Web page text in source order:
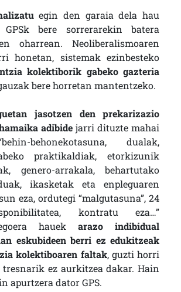
egin den garaia dela hau
bere sorrerarekin batera
oharrean. Neoliberalismoaren
honetan, sistemak ezinbesteko
kolektiborik gabeko gazteria
bere horretan mantentzeko.
jasotzen den prekarizazio
adibidejarri dituzte mahai
behonekotasuna, dualak,
praktikaldiak, etorkizunik
genero-arrakala, behartutako
ikasketak eta enpleguaren
eza, ordutegi “malgutasuna”, 24
kontratu eza…”
hauekarazo indibidual
eskubideen berri ez edukitzeak
kolektiboaren faltak, guzti horri
tresnarik ez aurkitzea dakar. Hain
apurtzera dator GPS.